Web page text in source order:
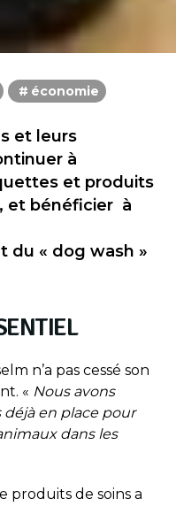
économie
et leurs
à
et produits
et bénéficier à
du « dog wash »
n’a pas cessé son
« Nous avons
déjà en place pour
dans les
produits de soins a